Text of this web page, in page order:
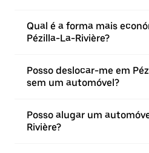
Qual é a forma mais
Pézilla-La-Rivière?
Posso deslocar-me em
sem um automóvel?
Posso alugar um
Rivière?